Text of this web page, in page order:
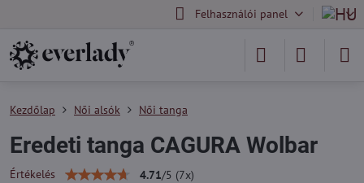
Felhasználói panel
Kezdőlap Női alsók Női tanga
Eredeti tanga CAGURA Wolbar
Értékelés 4.71/5 (7x)